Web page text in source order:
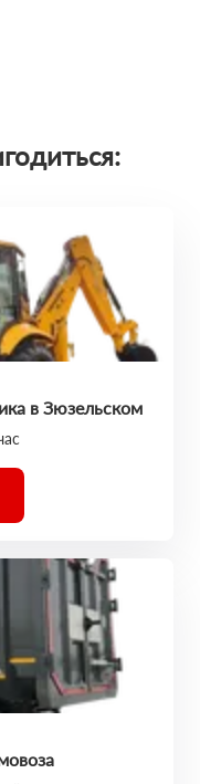
в Зюзельском